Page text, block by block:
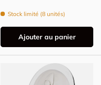
Stock limité (8 unités)
Ajouter au panier